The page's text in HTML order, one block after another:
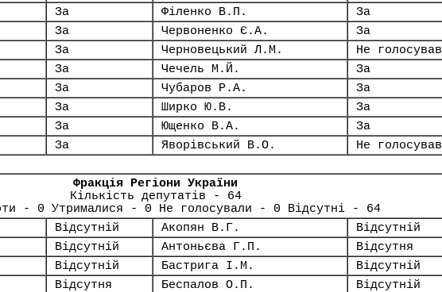
За Філенко В.П.
За
За Червоненко Є.А.
За
За Черновецький Л.М.
Не голосував
За Чечель М.Й.
За
За Чубаров Р.А.
За
За Ширко Ю.В.
За
За Ющенко В.А.
За
За Яворівський В.О. Не голосував
Фракція Регіони України
Кількість депутатів - 64
- 0 Утрималися - 0 Не голосували - 0 Відсутні - 64
Відсутній Акопян В.Г.
Відсутній
Відсутній Антоньєва Г.П.
Відсутня
Відсутній Бастрига І.М.
Відсутній
Відсутня Беспалов О.П.
Відсутній